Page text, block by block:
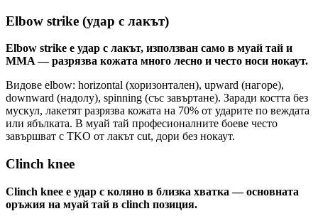
Elbow strike (удар с лакът)
Elbow strike е удар с лакът, използван само в муай тай и
MMA — разрязва кожата много лесно и често носи нокаут.
Видове elbow: horizontal (хоризонтален), upward (нагоре),
downward (надолу), spinning (със завъртане). Заради костта без
мускул, лакетят разрязва кожата на 70% от ударите по веждата
или ябълката. В муай тай професионалните боеве често
завършват с TKO от лакът cut, дори без нокаут.
Clinch knee
Clinch knee е удар с коляно в близка хватка — основната
оръжия на муай тай в clinch позиция.